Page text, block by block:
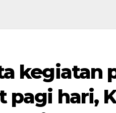
kegiatan
pagi hari,